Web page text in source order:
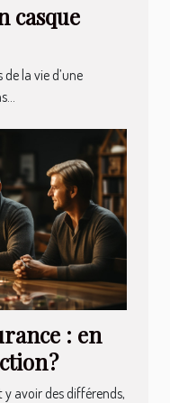
casque
la vie d’une
: en
?
avoir des différends,